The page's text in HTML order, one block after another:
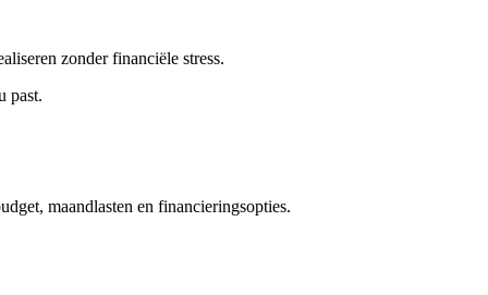
zonder financiële stress.
past.
maandlasten en financieringsopties.